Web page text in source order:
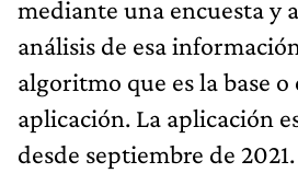
mediante una encuesta y
análisis de esa
algoritmo que es la base
aplicación. La aplicación
desde septiembre de